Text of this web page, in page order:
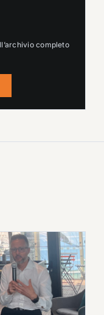
completo